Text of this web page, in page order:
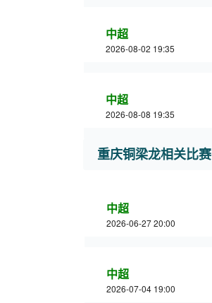
中超
2026-08-02 19:35
中超
2026-08-08 19:35
重庆铜梁龙相关比赛
中超
2026-06-27 20:00
中超
2026-07-04 19:00